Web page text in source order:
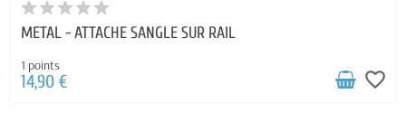
METAL - ATTACHE SANGLE SUR RAIL
1 points
14,90 € favorite_border